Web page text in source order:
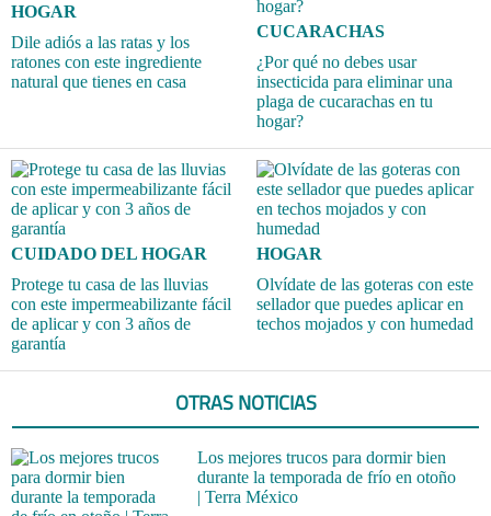
HOGAR
Dile adiós a las ratas y los
ratones con este ingrediente
natural que tienes en casa
CUCARACHAS
¿Por qué no debes usar
insecticida para eliminar una
plaga de cucarachas en tu
hogar?
CUIDADO DEL HOGAR
Protege tu casa de las lluvias
con este impermeabilizante fácil
de aplicar y con 3 años de
garantía
HOGAR
Olvídate de las goteras con este
sellador que puedes aplicar en
techos mojados y con humedad
OTRAS NOTICIAS
Los mejores trucos para dormir bien
durante la temporada de frío en otoño
| Terra México